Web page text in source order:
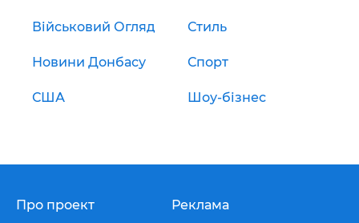
Військовий Огляд Стиль
Новини Донбасу Спорт
США Шоу-бізнес
Про проект Реклама